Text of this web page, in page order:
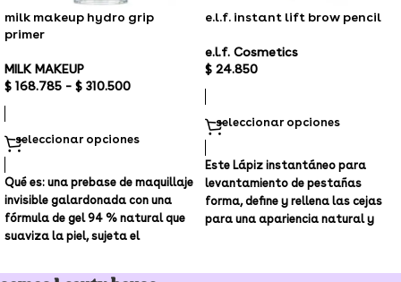
milk makeup hydro grip
primer
MILK MAKEUP
$ 168.785 – $ 310.500
seleccionar opciones
Qué es: una prebase de maquillaje
invisible galardonada con una
fórmula de gel 94 % natural que
suaviza la piel, sujeta el
retiene la hidratación.
e.l.f. instant lift brow pencil
e.l.f. Cosmetics
$ 24.850
seleccionar opciones
Este Lápiz instantáneo para
levantamiento de pestañas
forma, define y rellena las cejas
para una apariencia natural y